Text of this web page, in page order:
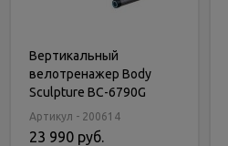
Вертикальный
велотренажер Body
Sculpture BC-6790G
Артикул - 200614
23 990 руб.